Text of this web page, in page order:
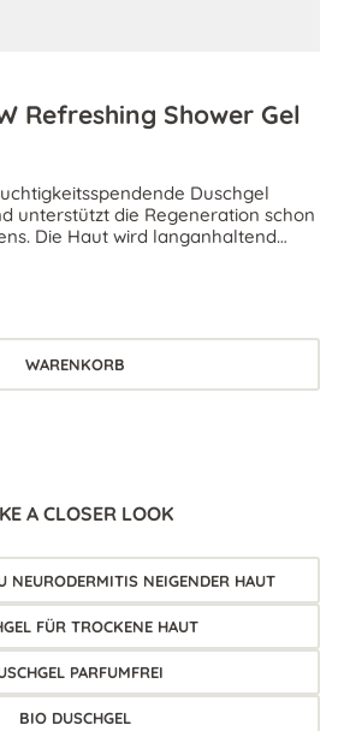
Refreshing Shower Gel
Duschgel
unterstützt die Regeneration schon
Die Haut wird langanhaltend
WARENKORB
A CLOSER LOOK
NEURODERMITIS NEIGENDER HAUT
FÜR TROCKENE HAUT
PARFUMFREI
BIO DUSCHGEL